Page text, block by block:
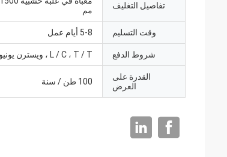
تفاصيل التغليف
مم
وقت التسليم 5-8 أيام عمل
شروط الدفع L / C ، T / T ، ويسترن يونيون
القدرة على
العرض
100 طن / سنة